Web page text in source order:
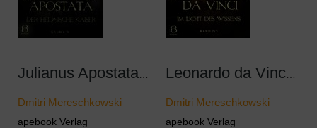
Dmitri Mereschkowski
apebook Verlag
Dmitri Mereschkowski
apebook Verlag